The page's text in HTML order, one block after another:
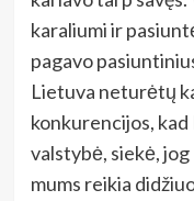
karaliumi ir
pagavo
Lietuva neturėtų
konkurencijos,
valstybė, siekė,
mums reikia